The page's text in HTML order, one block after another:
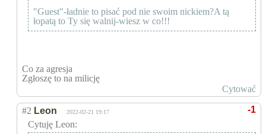
"Guest"-ładnie to pisać pod nie swoim nickiem?A tą
łopatą to Ty się walnij-wiesz w co!!!
Co za agresja
Zgłoszę to na milicję
Cytować
-1
#2 Leon 2022-02-21 19:17
Cytuję Leon: